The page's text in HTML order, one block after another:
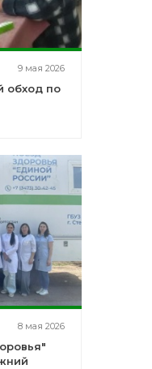
9 мая 2026
обход по
8 мая 2026